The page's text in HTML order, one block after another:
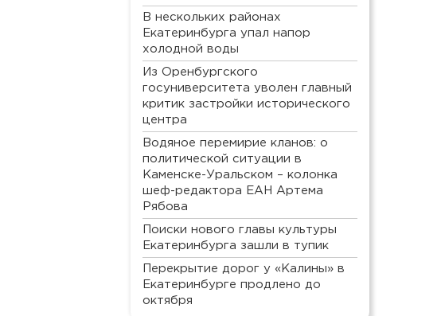
В нескольких районах
Екатеринбурга упал напор
холодной воды
Из Оренбургского
госуниверситета уволен главный
критик застройки исторического
центра
Водяное перемирие кланов: о
политической ситуации в
Каменске-Уральском – колонка
шеф-редактора ЕАН Артема
Рябова
Поиски нового главы культуры
Екатеринбурга зашли в тупик
Перекрытие дорог у «Калины» в
Екатеринбурге продлено до
октября